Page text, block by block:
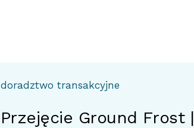
doradztwo transakcyjne
Przejęcie Ground Frost |